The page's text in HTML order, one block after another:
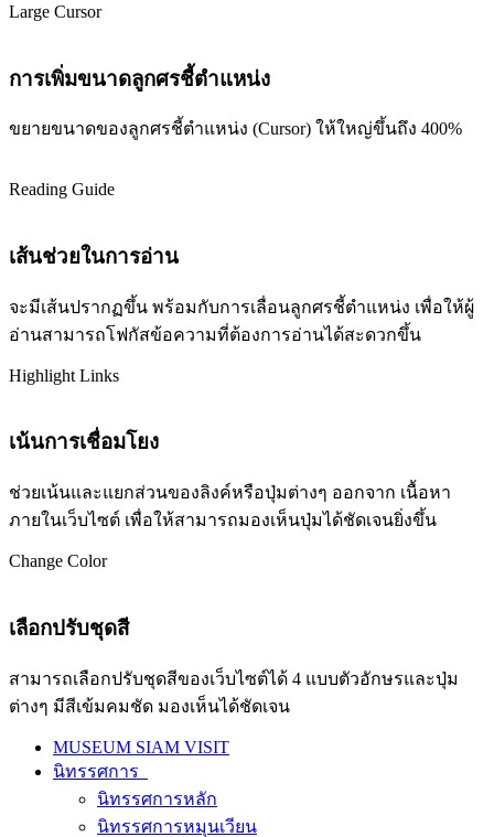
Large Cursor
การเพิ่มขนาดลูกศรชี้ตำแหน่ง
ขยายขนาดของลูกศรชี้ตำแหน่ง (Cursor) ให้ใหญ่ขึ้นถึง 400%
Reading Guide
เส้นช่วยในการอ่าน
จะมีเส้นปรากฏขึ้น พร้อมกับการเลื่อนลูกศรชี้ตำแหน่ง เพื่อให้ผู้
อ่านสามารถโฟกัสข้อความที่ต้องการอ่านได้สะดวกขึ้น
Highlight Links
เน้นการเชื่อมโยง
ช่วยเน้นและแยกส่วนของลิงค์หรือปุ่มต่างๆ ออกจาก เนื้อหา
ภายในเว็บไซต์ เพื่อให้สามารถมองเห็นปุ่มได้ชัดเจนยิ่งขึ้น
Change Color
เลือกปรับชุดสี
สามารถเลือกปรับชุดสีของเว็บไซต์ได้ 4 แบบตัวอักษรและปุ่ม
ต่างๆ มีสีเข้มคมชัด มองเห็นได้ชัดเจน
MUSEUM SIAM VISIT
นิทรรศการ
นิทรรศการหลัก
นิทรรศการหมุนเวียน